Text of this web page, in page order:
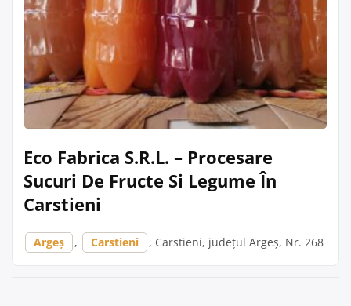
Eco Fabrica S.R.L. – Procesare
Sucuri De Fructe Si Legume În
Carstieni
Argeș , Carstieni , Carstieni, județul Argeș, Nr. 268